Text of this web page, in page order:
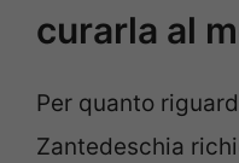
curarla al
Per quanto
Zantedeschia